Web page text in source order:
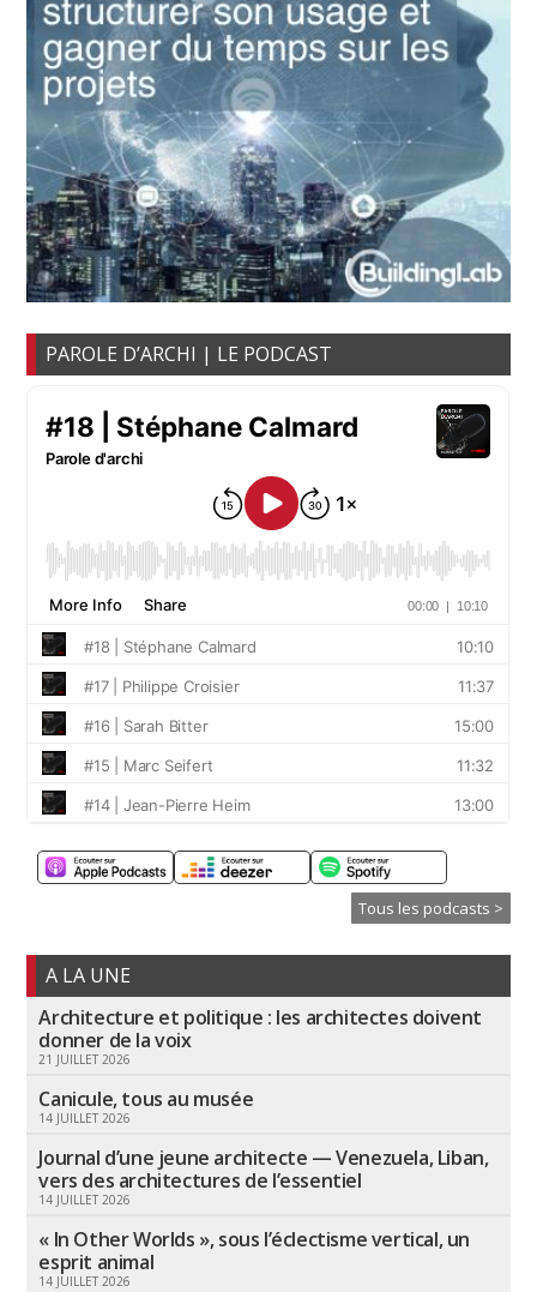
PAROLE D’ARCHI | LE PODCAST
Tous les podcasts >
A LA UNE
Architecture et politique : les architectes doivent
donner de la voix
21 JUILLET 2026
Canicule, tous au musée
14 JUILLET 2026
Journal d’une jeune architecte — Venezuela, Liban,
vers des architectures de l’essentiel
14 JUILLET 2026
« In Other Worlds », sous l’éclectisme vertical, un
esprit animal
14 JUILLET 2026